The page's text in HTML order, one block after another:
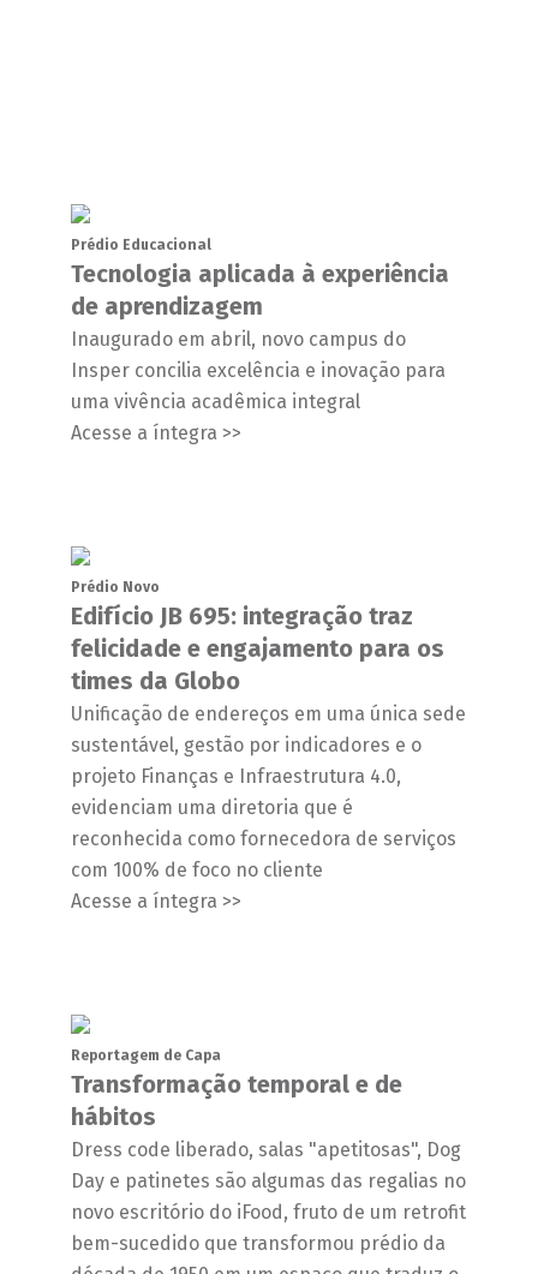
Prédio Educacional
Tecnologia aplicada à experiência
de aprendizagem
Inaugurado em abril, novo campus do
Insper concilia excelência e inovação para
uma vivência acadêmica integral
Acesse a íntegra >>
Prédio Novo
Edifício JB 695: integração traz
felicidade e engajamento para os
times da Globo
Unificação de endereços em uma única sede
sustentável, gestão por indicadores e o
projeto Finanças e Infraestrutura 4.0,
evidenciam uma diretoria que é
reconhecida como fornecedora de serviços
com 100% de foco no cliente
Acesse a íntegra >>
Reportagem de Capa
Transformação temporal e de
hábitos
Dress code liberado, salas "apetitosas", Dog
Day e patinetes são algumas das regalias no
novo escritório do iFood, fruto de um retrofit
bem-sucedido que transformou prédio da